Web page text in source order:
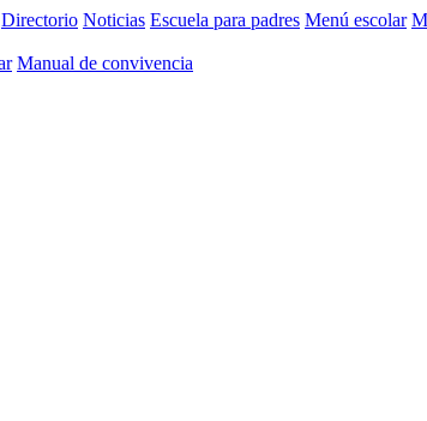
Directorio Noticias Escuela para padres Menú escolar
Manual de convivencia